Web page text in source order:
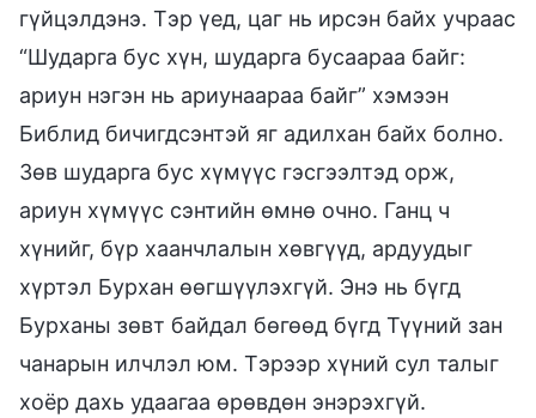
гүйцэлдэнэ. Тэр үед, цаг нь ирсэн байх учраас
“Шударга бус хүн, шударга бусаараа байг:
ариун нэгэн нь ариунаараа байг” хэмээн
Библид бичигдсэнтэй яг адилхан байх болно.
Зөв шударга бус хүмүүс гэсгээлтэд орж,
ариун хүмүүс сэнтийн өмнө очно. Ганц ч
хүнийг, бүр хаанчлалын хөвгүүд, ардуудыг
хүртэл Бурхан өөгшүүлэхгүй. Энэ нь бүгд
Бурханы зөвт байдал бөгөөд бүгд Түүний зан
чанарын илчлэл юм. Тэрээр хүний сул талыг
хоёр дахь удаагаа өрөвдөн энэрэхгүй.